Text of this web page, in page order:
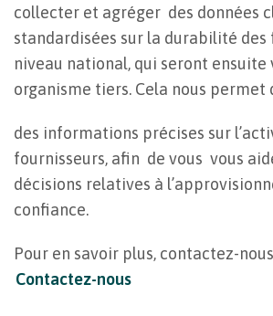
collecter et agréger des données
standardisées sur la durabilité des
niveau national, qui seront ensuite
organisme tiers. Cela nous permet
des informations précises sur
fournisseurs, afin de vous vous
décisions relatives à
confiance.
Pour en savoir plus, contactez-
Contactez-nous